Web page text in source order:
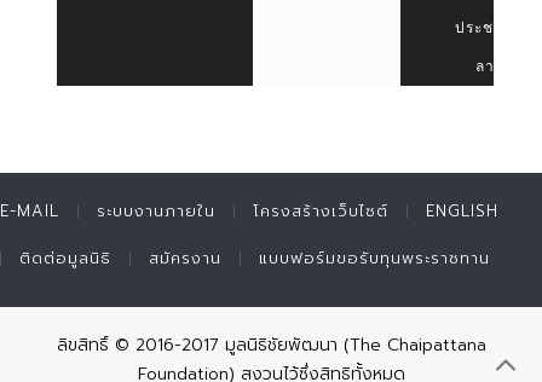
ประชาชน
ลาว
E-MAIL ระบบงานภายใน โครงสร้างเว็บไซต์ ENGLISH
ติดต่อมูลนิธิ สมัครงาน แบบฟอร์มขอรับทุนพระราชทาน
ลิขสิทธิ์ © 2016-2017 มูลนิธิชัยพัฒนา (The Chaipattana
Foundation) สงวนไว้ซึ่งสิทธิทั้งหมด